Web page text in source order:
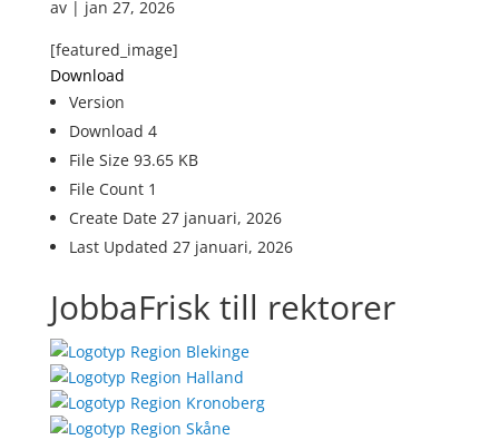
av | jan 27, 2026
[featured_image]
Download
Version
Download 4
File Size 93.65 KB
File Count 1
Create Date 27 januari, 2026
Last Updated 27 januari, 2026
JobbaFrisk till rektorer